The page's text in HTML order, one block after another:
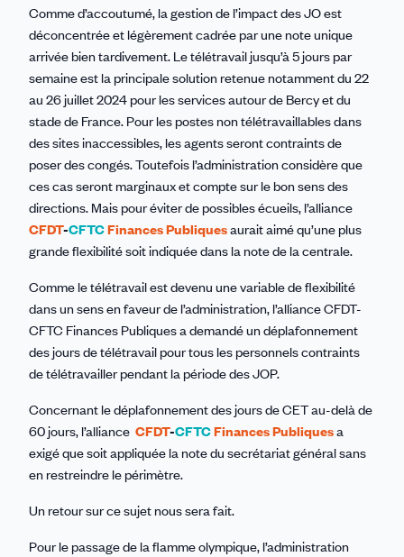
Comme d’accoutumé, la gestion de l’impact des JO est
déconcentrée et légèrement cadrée par une note unique
arrivée bien tardivement. Le télétravail jusqu’à 5 jours par
semaine est la principale solution retenue notamment du 22
au 26 juillet 2024 pour les services autour de Bercy et du
stade de France. Pour les postes non télétravaillables dans
des sites inaccessibles, les agents seront contraints de
poser des congés. Toutefois l’administration considère que
ces cas seront marginaux et compte sur le bon sens des
directions. Mais pour éviter de possibles écueils, l’alliance
CFDT-CFTCFinances Publiquesaurait aimé qu’une plus
grande flexibilité soit indiquée dans la note de la centrale.
Comme le télétravail est devenu une variable de flexibilité
dans un sens en faveur de l’administration, l’alliance CFDT-
CFTC Finances Publiques a demandé un déplafonnement
des jours de télétravail pour tous les personnels contraints
de télétravailler pendant la période des JOP.
Concernant le déplafonnement des jours de CET au-delà de
60 jours, l’alliance CFDT-CFTCFinances Publiquesa
exigé que soit appliquée la note du secrétariat général sans
en restreindre le périmètre.
Un retour sur ce sujet nous sera fait.
Pour le passage de la flamme olympique, l’administration